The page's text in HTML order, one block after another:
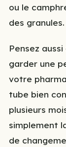
ou le
des granules.
Pensez
garder une
votre
tube bien
plusieurs
simplement
de